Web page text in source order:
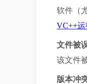
软件（
VC++
文件被
该文件
版本冲